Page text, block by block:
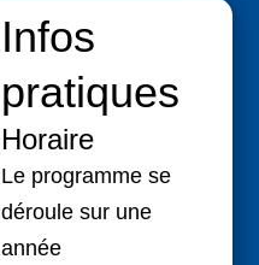
Infos
pratiques
Horaire
Le programme se
déroule sur une
année